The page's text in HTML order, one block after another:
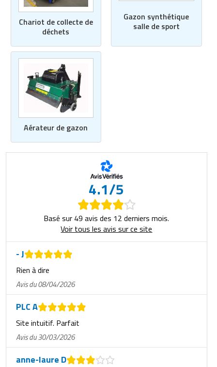
Matériel de musculation
Vêtement sportif
Rôtisserie professionnelle
Table de cuisson professionnelle
Tables de préparation réfrigérées
Ustensile de cuisine
Vaisselle restaurant
Vitrines réfrigérées
Chariot de collecte de
déchets
Gazon synthétique
salle de sport
Aérateur de gazon
4.1/5
Basé sur 49 avis des 12 derniers mois.
Voir tous les avis sur ce site
- J
Rien à dire
Avis du 08/04/2026
PLC A
Site intuitif. Parfait
Avis du 30/03/2026
anne-laure D